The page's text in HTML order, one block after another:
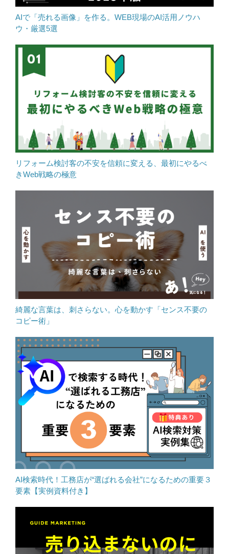
AIで「売れる画像」を作る。WEB現場のAI活用ノウハ
ウ・厳選5選
リフォーム検討客の不安を信頼に変える、最初にやるべ
きWeb戦略の極意
綺麗な言葉は、刺さらない。心を動かす「センス不要の
コピー術」
AI検索時代！工務店が“選ばれる会社”になるための重要３
要素【実例資料付き】